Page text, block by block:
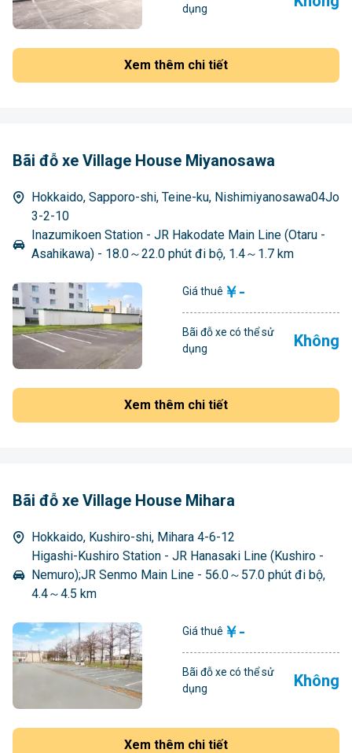
dụng
Xem thêm chi tiết
Bãi đỗ xe Village House Miyanosawa
Hokkaido, Sapporo-shi, Teine-ku, Nishimiyanosawa04Jo
3-2-10
Inazumikoen Station - JR Hakodate Main Line (Otaru -
Asahikawa) - 18.0～22.0 phút đi bộ, 1.4～1.7 km
Giá thuê ￥-
Bãi đỗ xe có thể sử
dụng
Không
Xem thêm chi tiết
Bãi đỗ xe Village House Mihara
Hokkaido, Kushiro-shi, Mihara 4-6-12
Higashi-Kushiro Station - JR Hanasaki Line (Kushiro -
Nemuro);JR Senmo Main Line - 56.0～57.0 phút đi bộ,
4.4～4.5 km
Giá thuê ￥-
Bãi đỗ xe có thể sử
dụng
Không
Xem thêm chi tiết